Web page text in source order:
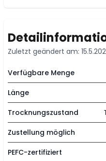
Zuletzt geändert am:
Verfügbare Menge
Länge
Trocknungszustand
Zustellung möglich
PEFC-zertifiziert